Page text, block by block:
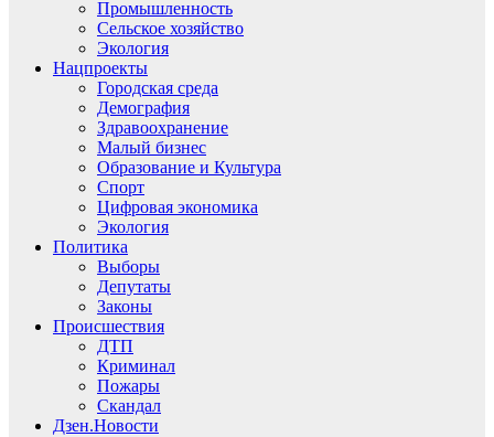
Промышленность
Сельское хозяйство
Экология
Нацпроекты
Городская среда
Демография
Здравоохранение
Малый бизнес
Образование и Культура
Спорт
Цифровая экономика
Экология
Политика
Выборы
Депутаты
Законы
Происшествия
ДТП
Криминал
Пожары
Скандал
Дзен.Новости